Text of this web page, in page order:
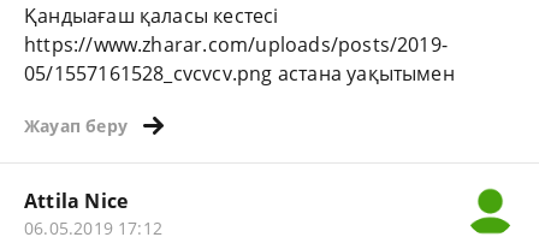
Қандыағаш қаласы кестесі
https://www.zharar.com/uploads/posts/2019-
05/1557161528_cvcvcv.png астана уақытымен
Жауап беру
Attila Nice
06.05.2019 17:12